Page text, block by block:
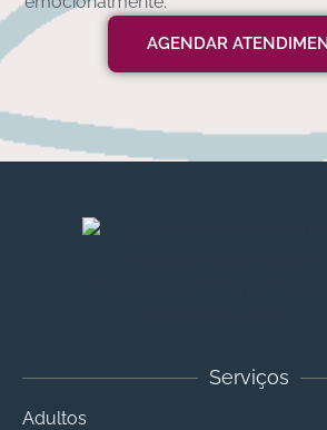
AGENDAR
Serviços
Adultos